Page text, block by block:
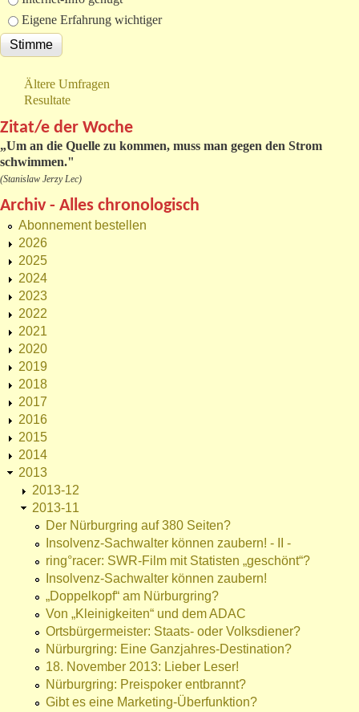
Eigene Erfahrung wichtiger
Ältere Umfragen
Resultate
Zitat/e der Woche
„Um an die Quelle zu kommen, muss man gegen den Strom
schwimmen."
(Stanislaw Jerzy Lec)
Archiv - Alles chronologisch
Abonnement bestellen
2026
2025
2024
2023
2022
2021
2020
2019
2018
2017
2016
2015
2014
2013
2013-12
2013-11
Der Nürburgring auf 380 Seiten?
Insolvenz-Sachwalter können zaubern! - II -
ring°racer: SWR-Film mit Statisten „geschönt“?
Insolvenz-Sachwalter können zaubern!
„Doppelkopf“ am Nürburgring?
Von „Kleinigkeiten“ und dem ADAC
Ortsbürgermeister: Staats- oder Volksdiener?
Nürburgring: Eine Ganzjahres-Destination?
18. November 2013: Lieber Leser!
Nürburgring: Preispoker entbrannt?
Gibt es eine Marketing-Überfunktion?